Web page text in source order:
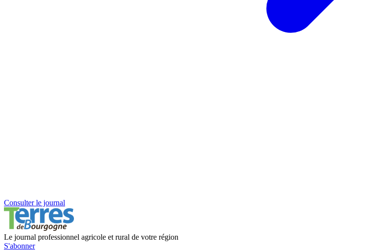
Consulter le journal
Le journal professionnel agricole et rural de votre région
S'abonner